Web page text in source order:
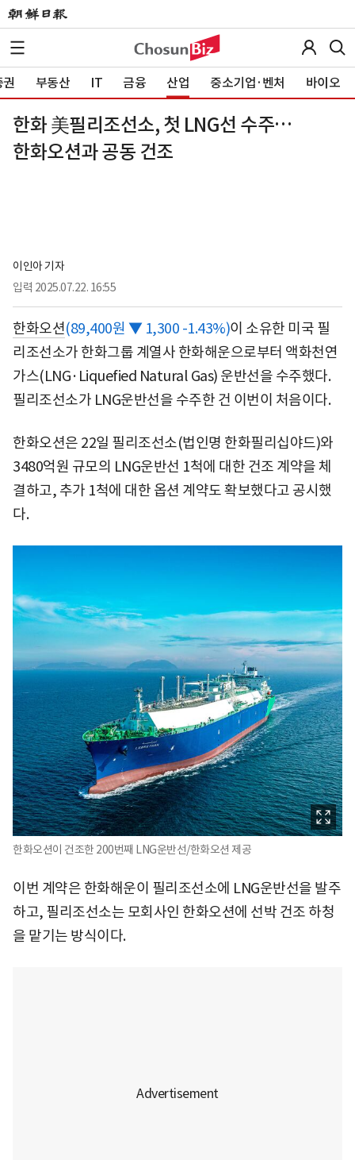
부동산 IT 금융 산업 중소기업·벤처 바이오
한화 美필리조선소, 첫 LNG선 수주…
한화오션과 공동 건조
이인아 기자
입력 2025.07.22. 16:55
한화오션(89,400원 ▼ 1,300 -1.43%)이 소유한 미국 필
리조선소가 한화그룹 계열사 한화해운으로부터 액화천연
가스(LNG·Liquefied Natural Gas) 운반선을 수주했다.
필리조선소가 LNG운반선을 수주한 건 이번이 처음이다.
한화오션은 22일 필리조선소(법인명 한화필리십야드)와
3480억원 규모의 LNG운반선 1척에 대한 건조 계약을 체
결하고, 추가 1척에 대한 옵션 계약도 확보했다고 공시했
다.
한화오션이 건조한 200번째 LNG운반선/한화오션 제공
이번 계약은 한화해운이 필리조선소에 LNG운반선을 발주
하고, 필리조선소는 모회사인 한화오션에 선박 건조 하청
을 맡기는 방식이다.